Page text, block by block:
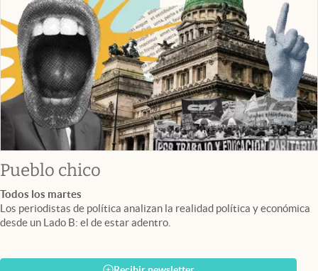
Pueblo chico
Todos los martes
Los periodistas de política analizan la realidad política y económica
desde un Lado B: el de estar adentro.